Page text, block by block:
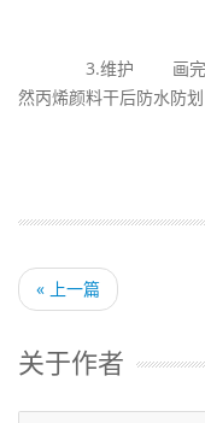
3.维护 画完后
然丙烯颜料干后防水防
« 上一篇
关于作者